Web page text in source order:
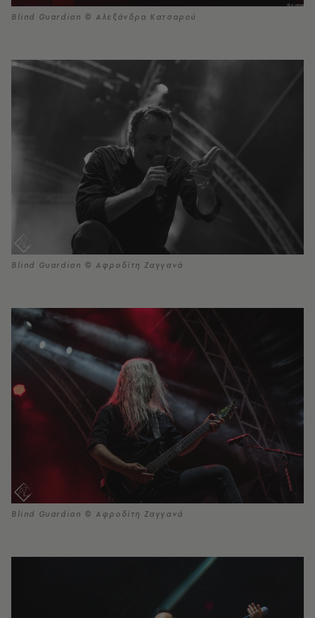
Blind Guardian © Αλεξάνδρα Κατσαρού
Blind Guardian © Αφροδίτη Ζαγγανά
Blind Guardian © Αφροδίτη Ζαγγανά